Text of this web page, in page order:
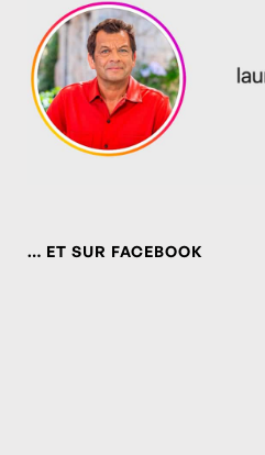
… ET SUR FACEBOOK